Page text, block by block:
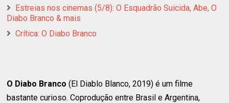
Estreias nos cinemas (5/8): O Esquadrão Suicida, Abe, O
Diabo Branco & mais
Crítica: O Diabo Branco
O Diabo Branco (El Diablo Blanco, 2019) é um filme
bastante curioso. Coprodução entre Brasil e Argentina,